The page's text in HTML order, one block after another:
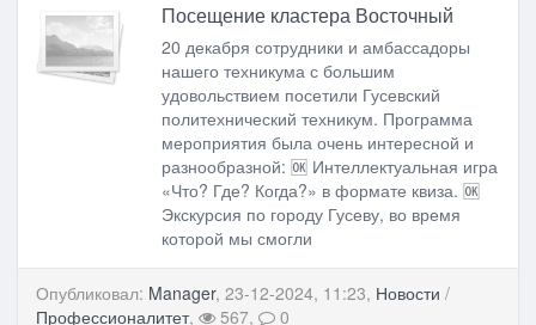
Посещение кластера Восточный
20 декабря сотрудники и амбассадоры
нашего техникума с большим
удовольствием посетили Гусевский
политехнический техникум. Программа
мероприятия была очень интересной и
разнообразной: 🆗 Интеллектуальная игра
«Что? Где? Когда?» в формате квиза. 🆗
Экскурсия по городу Гусеву, во время
которой мы смогли
Опубликовал: Manager, 23-12-2024, 11:23, Новости /
Профессионалитет, 567, 0